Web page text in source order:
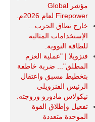
مؤشر Global
Firepower لعام 2026م.
خارج نطاق الحرب...
الإستخدامات المثالية
للطاقة النووية.
فنزويلا | "عملية العزم
المطلق"... ضربة خاطفة
بتخطيط مسبق واعتقال
الرئيس الفنزويلي
نيكولاس مادورو وزوجته.
تفعيل وإطلاق القوة
الموحدة متعددة